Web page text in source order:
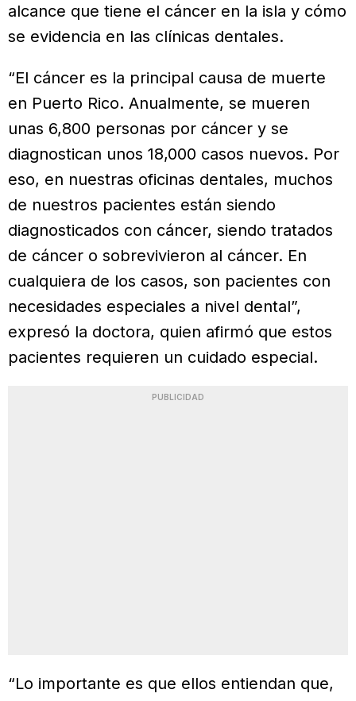
alcance que tiene el cáncer en la isla y cómo
se evidencia en las clínicas dentales.
“El cáncer es la principal causa de muerte
en Puerto Rico. Anualmente, se mueren
unas 6,800 personas por cáncer y se
diagnostican unos 18,000 casos nuevos. Por
eso, en nuestras oficinas dentales, muchos
de nuestros pacientes están siendo
diagnosticados con cáncer, siendo tratados
de cáncer o sobrevivieron al cáncer. En
cualquiera de los casos, son pacientes con
necesidades especiales a nivel dental”,
expresó la doctora, quien afirmó que estos
pacientes requieren un cuidado especial.
PUBLICIDAD
“Lo importante es que ellos entiendan que,